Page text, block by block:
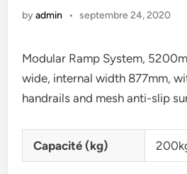
byadmin • septembre 24, 2020
Modular Ramp System,
wide, internal width 877mm,
handrails and mesh anti-slip
Capacité (kg)